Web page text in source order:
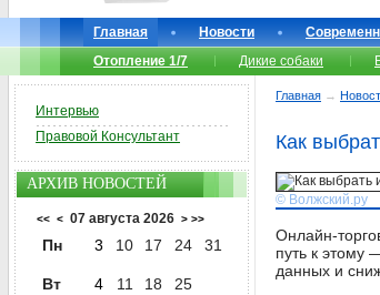
Главная Новости
Отопление 1/7
Дикие собаки
Главная →
Как
© Волжский.ру
Онлайн-
путь к этому
данных и
Интервью
Правовой Консультант
АРХИВ НОВОСТЕЙ
<< < 07 августа 2026 > >>
Пн 3 10 17 24 31
Вт 4 11 18 25